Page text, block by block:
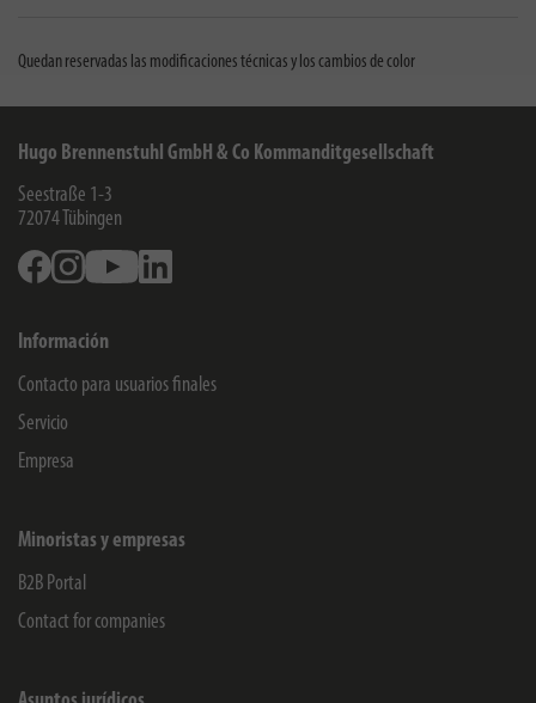
Quedan reservadas las modificaciones técnicas y los cambios de color
Hugo Brennenstuhl GmbH & Co Kommanditgesellschaft
Seestraße 1-3
72074 Tübingen
FacebookInstagramYoutube
Información
Contacto para usuarios finales
Servicio
Empresa
Minoristas y empresas
B2B Portal
Contact for companies